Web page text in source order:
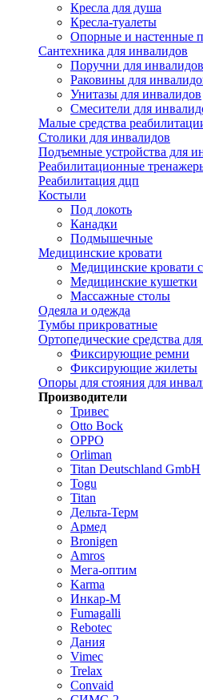
Кресла для душа
Кресла-туалеты
Опорные и настенные
Сантехника для инвалидов
Поручни для инвалидов
Раковины для
Унитазы для инвалидов
Смесители для
Малые средства
Столики для инвалидов
Подъемные устройства для
Реабилитационные
Реабилитация дцп
Костыли
Под локоть
Канадки
Подмышечные
Медицинские кровати
Медицинские кровати
Медицинские кушетки
Массажные столы
Одеяла и одежда
Тумбы прикроватные
Ортопедические средства
Фиксирующие ремни
Фиксирующие жилеты
Опоры для стояния для
Производители
Тривес
Otto Bock
OPPO
Orliman
Titan Deutschland GmbH
Togu
Titan
Дельта-Терм
Армед
Bronigen
Amros
Мега-оптим
Karma
Инкар-М
Fumagalli
Rebotec
Дания
Vimec
Trelax
Convaid